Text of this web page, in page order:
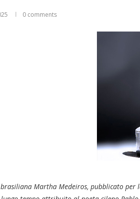
0 comments
Martha Medeiros, pubblicato